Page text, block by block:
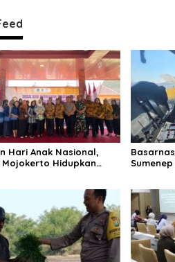
Hari Anak Nasional,
Mojokerto Hidupkan